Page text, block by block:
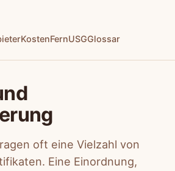
KostenFernUSGGlossar
oft eine Vielzahl von
Eine Einordnung,